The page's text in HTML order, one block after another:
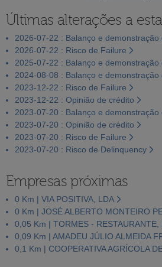
Últimas alterações a
2026-07-22 : Balanço e demonstração
2026-07-22 : Risco de Failure
2025-07-22 : Balanço e demonstração
2024-08-08 : Balanço e demonstração
2023-12-22 : Risco de Failure
2023-12-22 : Opinião de crédito
2023-07-20 : Balanço e demonstração
2023-07-20 : Opinião de crédito
2023-07-20 : Risco de Failure
2023-07-20 : Risco de Delinquency
Empresas próximas
0 Km | VIA POSITIVA, LDA
0 Km | JOSÉ ALBERTO MONTEIRO
0,05 Km | TORMES - RESTAURANTE,
0,09 Km | AMADEU JÚLIO ALMEIDA
0,1 Km | COOPERATIVA AGRÍCOLA